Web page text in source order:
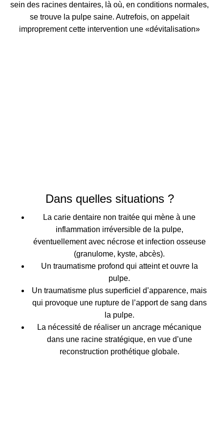
sein des racines dentaires, là où, en conditions normales,
se trouve la pulpe saine. Autrefois, on appelait
improprement cette intervention une «dévitalisation»
Dans quelles situations ?
La carie dentaire non traitée qui mène à une
inflammation irréversible de la pulpe,
éventuellement avec nécrose et infection osseuse
(granulome, kyste, abcès).
Un traumatisme profond qui atteint et ouvre la
pulpe.
Un traumatisme plus superficiel d’apparence, mais
qui provoque une rupture de l’apport de sang dans
la pulpe.
La nécessité de réaliser un ancrage mécanique
dans une racine stratégique, en vue d’une
reconstruction prothétique globale.